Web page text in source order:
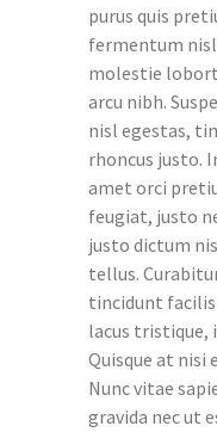
purus quis
fermentum
molestie
arcu nibh.
nisl egestas,
rhoncus justo.
amet orci
feugiat, justo
justo dictum
tellus.
tincidunt
lacus tristique,
Quisque at
Nunc vitae
gravida nec ut